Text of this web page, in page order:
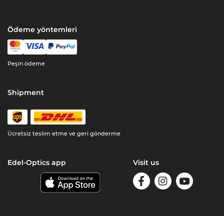
Ödeme yöntemleri
Peşin ödeme
Shipment
Ücretsiz teslim etme ve geri gönderme
Edel-Optics app Visit us